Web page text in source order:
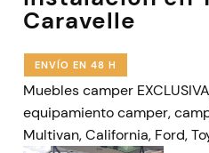
Caravelle
Muebles camper
equipamiento camper,
Multivan, California, Ford,
ENVÍO EN 48 H